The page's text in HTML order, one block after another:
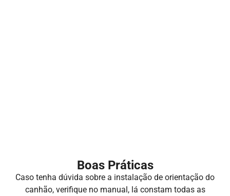
Boas Práticas
Caso tenha dúvida sobre a instalação de orientação do
canhão, verifique no manual, lá constam todas as